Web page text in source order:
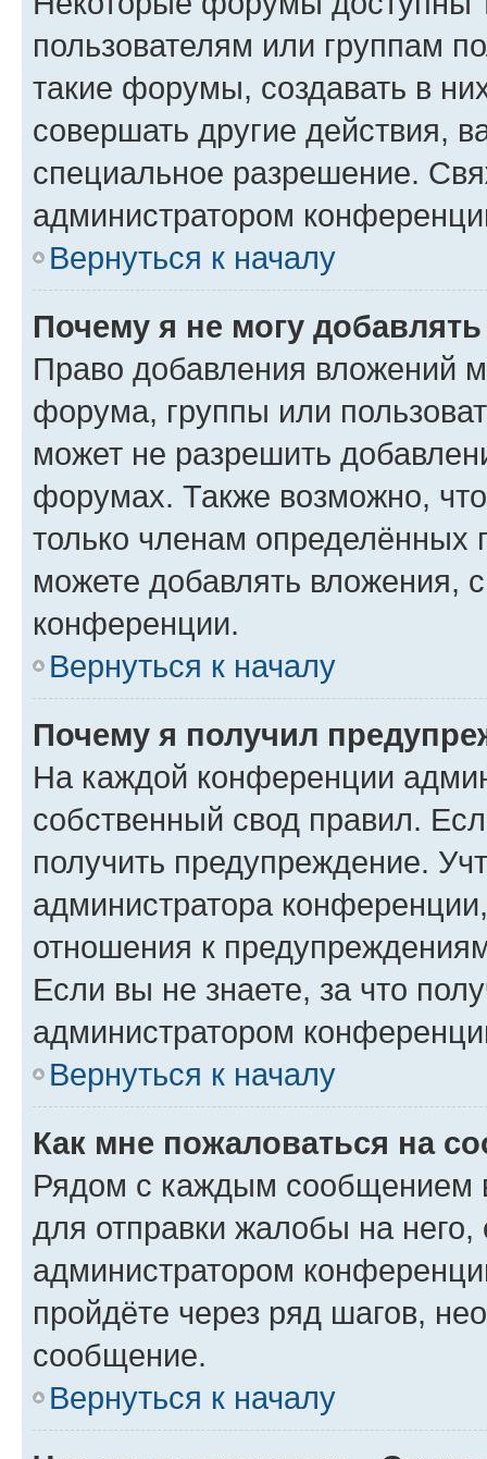
пользователям или группам
такие форумы, создавать в
совершать другие действия,
специальное разрешение.
администратором
Вернуться к началу
Почему я не могу
Право добавления вложений
форума, группы или
может не разрешить
форумах. Также возможно,
только членам определённых
можете добавлять вложения,
конференции.
Вернуться к началу
Почему я получил
На каждой конференции
собственный свод правил.
получить предупреждение.
администратора
отношения к
Если вы не знаете, за что
администратором
Вернуться к началу
Как мне пожаловаться на
Рядом с каждым сообщением
для отправки жалобы на
администратором
пройдёте через ряд шагов,
сообщение.
Вернуться к началу